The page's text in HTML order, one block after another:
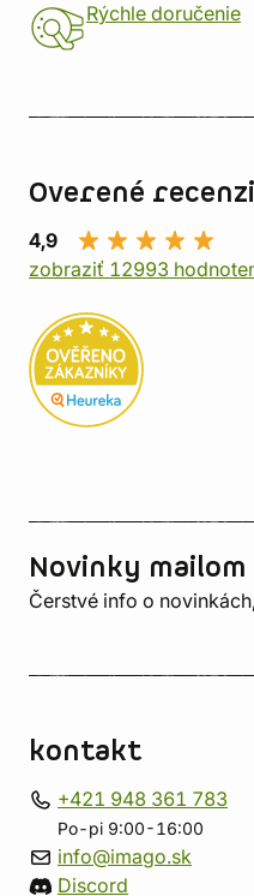
Rýchle doručenie
Overené
4,9
zobraziť 12993
Novinky mailom
Čerstvé info o
kontakt
+421 948 361 783
Po-pi 9:00-16:00
info@imago.sk
Discord